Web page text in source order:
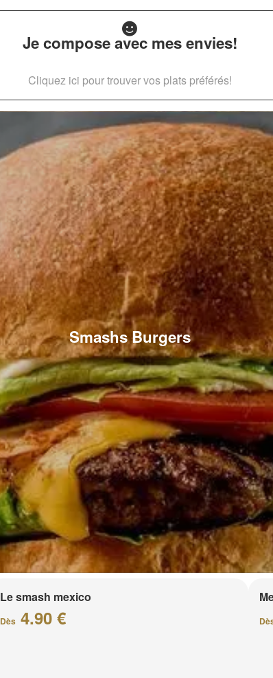
Je compose avec mes envies!
Cliquez ici pour trouver vos plats préférés!
Smashs Burgers
Le smash mexico
Dès 4.90 €